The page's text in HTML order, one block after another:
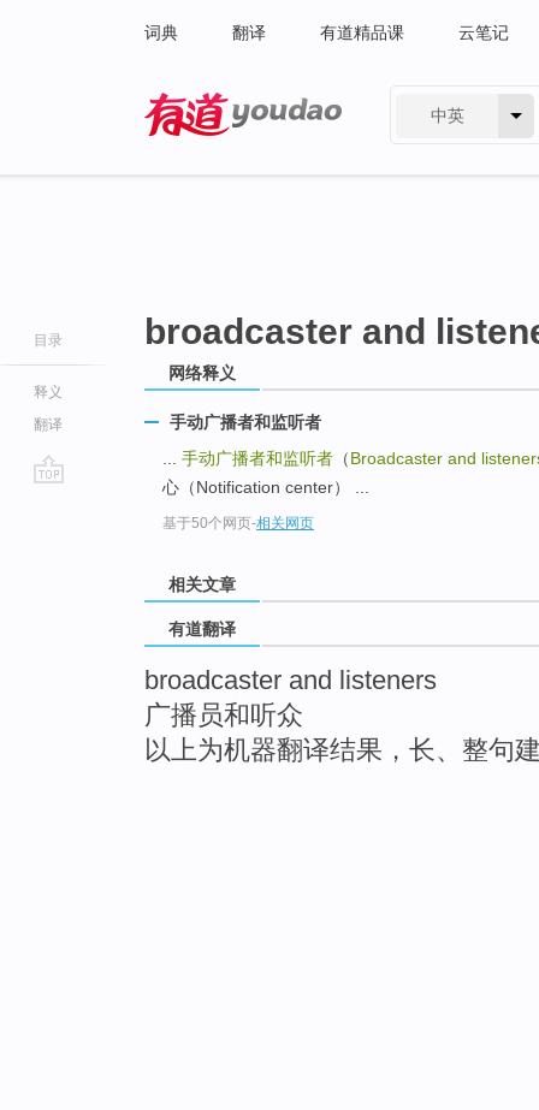
词典 翻译 有道精品课 云笔记
中英
目录
释义
翻译
broadcaster and
网络释义
手动广播者和监听者
手动广播者和监听者 （Broadcaster and
心（Notification center） ...
基于50个网页-相关网页
相关文章
有道翻译
broadcaster and listeners
广播员和听众
以上为机器翻译结果，长、整句